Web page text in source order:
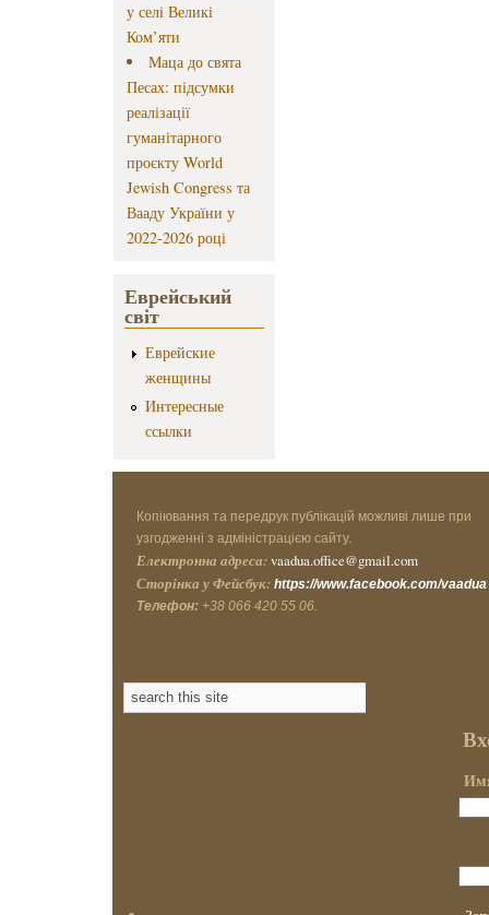
у селі Великі
Ком’яти
Маца до свята
Песах: підсумки
реалізації
гуманітарного
проєкту World
Jewish Congress та
Вааду України у
2022-2026 році
Еврейський
світ
Еврейские
женщины
Интересные
ссылки
Копіювання та передрук публікацій можливі лише при
узгодженні з адміністрацією сайту.
Електронна адреса: vaadua.office@gmail.com
Сторінка у Фейсбук: https://www.facebook.com/vaadua
Телефон: +38 066 420 55 06.